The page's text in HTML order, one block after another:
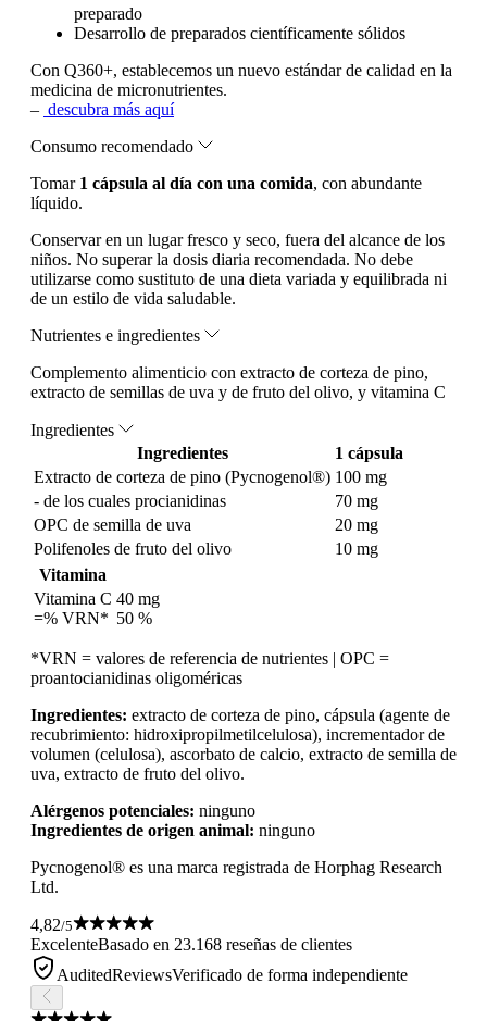
preparado
Desarrollo de preparados científicamente sólidos
Con Q360+, establecemos un nuevo estándar de calidad en la
medicina de micronutrientes.
– descubra más aquí
Consumo recomendado
Tomar 1 cápsula al día con una comida, con abundante
líquido.
Conservar en un lugar fresco y seco, fuera del alcance de los
niños. No superar la dosis diaria recomendada. No debe
utilizarse como sustituto de una dieta variada y equilibrada ni
de un estilo de vida saludable.
Nutrientes e ingredientes
Complemento alimenticio con extracto de corteza de pino,
extracto de semillas de uva y de fruto del olivo, y vitamina C
Ingredientes
Ingredientes
1 cápsula
Extracto de corteza de pino (Pycnogenol®) 100 mg
- de los cuales procianidinas
70 mg
OPC de semilla de uva
20 mg
Polifenoles de fruto del olivo
10 mg
Vitamina
Vitamina C
=% VRN*
40 mg
50 %
*VRN = valores de referencia de nutrientes | OPC =
proantocianidinas oligoméricas
Ingredientes: extracto de corteza de pino, cápsula (agente de
recubrimiento: hidroxipropilmetilcelulosa), incrementador de
volumen (celulosa), ascorbato de calcio, extracto de semilla de
uva, extracto de fruto del olivo.
Alérgenos potenciales: ninguno
Ingredientes de origen animal: ninguno
Pycnogenol® es una marca registrada de Horphag Research
Ltd.
4,82/5
ExcelenteBasado en 23.168 reseñas de clientes
AuditedReviewsVerificado de forma independiente